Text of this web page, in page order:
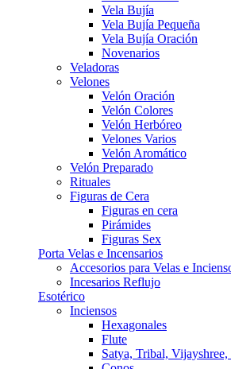
Vela Bujía
Vela Bujía Pequeña
Vela Bujía Oración
Novenarios
Veladoras
Velones
Velón Oración
Velón Colores
Velón Herbóreo
Velones Varios
Velón Aromático
Velón Preparado
Rituales
Figuras de Cera
Figuras en cera
Pirámides
Figuras Sex
Porta Velas e Incensarios
Accesorios para Velas e
Incesarios Reflujo
Esotérico
Inciensos
Hexagonales
Flute
Satya, Tribal, Vijayshree,